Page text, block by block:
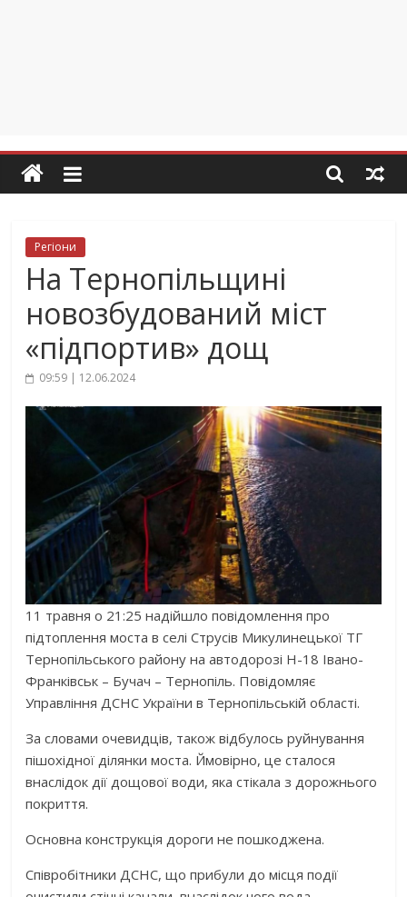
Регіони
На Тернопільщині
новозбудований міст
«підпортив» дощ
09:59 | 12.06.2024
11 травня о 21:25 надійшло повідомлення про
підтоплення моста в селі Струсів Микулинецької ТГ
Тернопільського району на автодорозі Н-18 Івано-
Франківськ – Бучач – Тернопіль. Повідомляє
Управління ДСНС України в Тернопільській області.
За словами очевидців, також відбулось руйнування
пішохідної ділянки моста. Ймовірно, це сталося
внаслідок дії дощової води, яка стікала з дорожнього
покриття.
Основна конструкція дороги не пошкоджена.
Співробітники ДСНС, що прибули до місця події